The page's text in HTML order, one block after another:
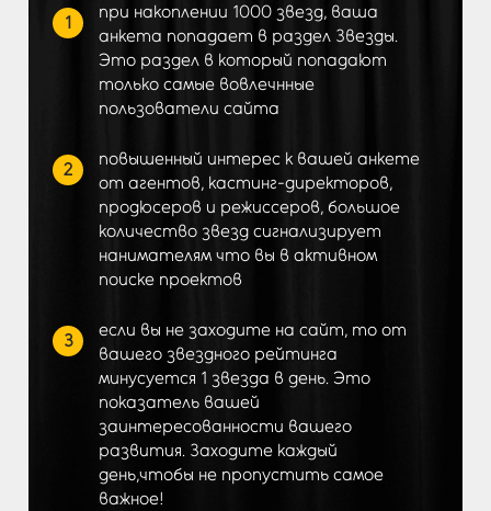
1
при накоплении 1000 звезд, ваша
анкета попадает в раздел Звезды.
Это раздел в который попадают
только самые вовлечнные
пользователи сайта
2
повышенный интерес к вашей анкете
от агентов, кастинг-директоров,
продюсеров и режиссеров, большое
количество звезд сигнализирует
нанимателям что вы в активном
поиске проектов
3
если вы не заходите на сайт, то от
вашего звездного рейтинга
минусуется 1 звезда в день. Это
показатель вашей
заинтересованности вашего
развития. Заходите каждый
день,чтобы не пропустить самое
важное!